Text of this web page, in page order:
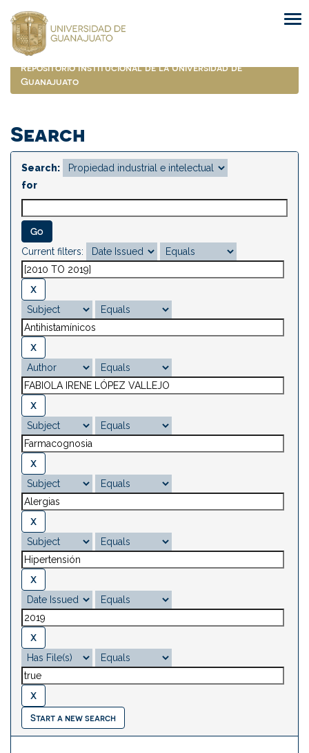
navigation
Repositorio Institucional de la Universidad de
Guanajuato
Search
Search:
for
Current filters:
Start a new search